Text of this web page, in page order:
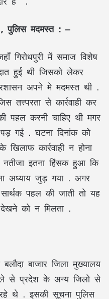
पुलिस मदमस्त : –
गिरोधपुरी में समाज विशेष
हुई थी जिसको लेकर
अपने मे मदमस्त थी .
तत्त्परता से कार्रवाही कर
पहल करनी चाहिए थी मगर
गई . घटना दिनांक को
कार्रवाही न होना
इतना हिंसक हुआ कि
अध्याय जुड़ गया . अगर
पहल की जाती तो यह
को न मिलता .
बाजार जिला मुख्यालय
से प्रदेश के अन्य जिलो से
थे . इसकी सूचना पुलिस